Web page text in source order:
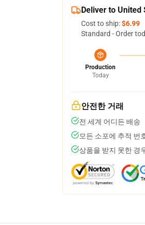
Deliver to United
Cost to ship:$6.99
Standard - Order
Production
Today
안전한 거래
전 세계 어디든 배송
모든 소포에 추적 번
상품을 받지 못한 경